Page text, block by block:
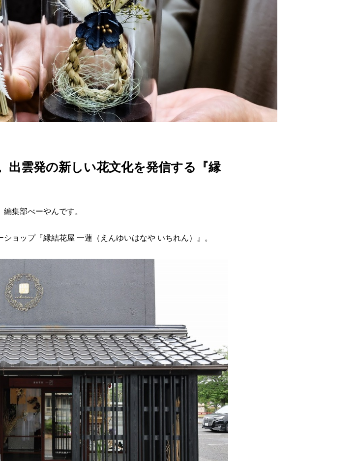
出雲発の新しい花文化を発信する『縁
集部べーやんです。
ョップ『縁結花屋 一蓮（えんゆいはなや いちれん）』。